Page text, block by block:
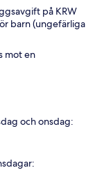
på KRW
barn (ungefärliga
mot en
och onsdag: